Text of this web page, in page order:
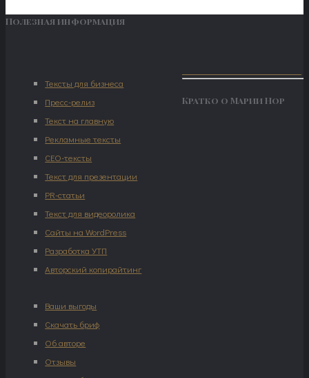
Полезная информация
Тексты для бизнеса
Пресс-релиз
Текст на главную
Рекламные тексты
СЕО-тексты
Текст для презентации
PR-статьи
Текст для видеоролика
Сайты на WordPress
Разработка УТП
Авторский копирайтинг
Ваши выгоды
Скачать бриф
Об авторе
Отзывы
Кратко о Марии Нор